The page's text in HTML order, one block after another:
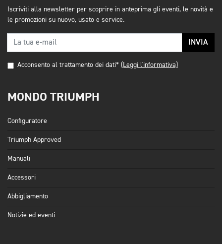
Iscriviti alla newsletter per scoprire in anteprima gli eventi, le novità e
le promozioni su nuovo, usato e service.
INVIA
Acconsento al trattamento dei dati* (Leggi l'informativa)
MONDO TRIUMPH
Configuratore
Triumph Approved
Manuali
Accessori
Abbigliamento
Notizie ed eventi